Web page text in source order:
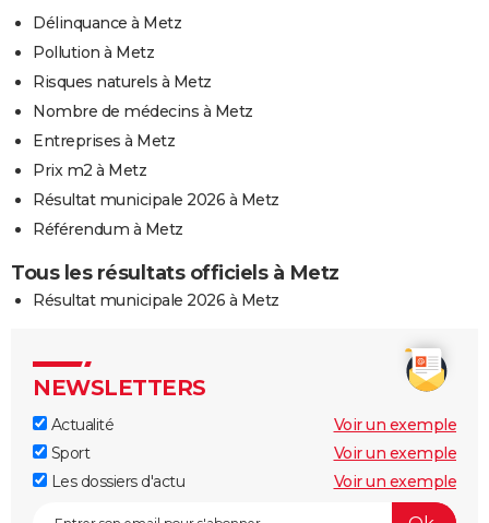
Délinquance à Metz
Pollution à Metz
Risques naturels à Metz
Nombre de médecins à Metz
Entreprises à Metz
Prix m2 à Metz
Résultat municipale 2026 à Metz
Référendum à Metz
Tous les résultats officiels à Metz
Résultat municipale 2026 à Metz
NEWSLETTERS
Actualité
Voir un exemple
Sport
Voir un exemple
Les dossiers d'actu
Voir un exemple